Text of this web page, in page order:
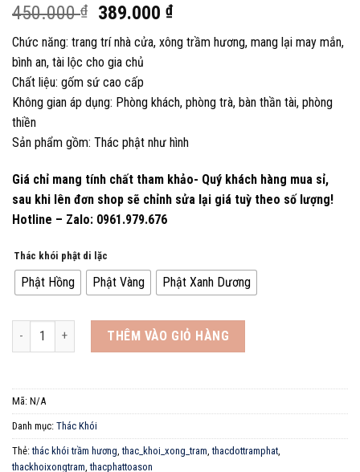
450.000₫
Giá
gốc
là:
450.000 ₫.
389.000₫Giá
hiện
tại
Chức năng: trang trí nhà cửa, xông trầm hương, mang lại may mắn,
bình an, tài lộc cho gia chủ
Chất liệu: gốm sứ cao cấp
Không gian áp dụng: Phòng khách, phòng trà, bàn thần tài, phòng
thiền
Sản phẩm gồm: Thác phật như hình
Giá chỉ mang tính chất tham khảo- Quý khách hàng mua sỉ,
sau khi lên đơn shop sẽ chỉnh sửa lại giá tuỳ theo số lượng!
Hotline – Zalo: 0961.979.676
Thác khói phật di lặc
Phật Hồng Phật Vàng Phật Xanh Dương
Thác Khói PHẬT DI LẶC Xông Trầm Hương Phong Thủy May Mắn số
THÊM VÀO GIỎ HÀNG
Mã: N/A
Danh mục: Thác Khói
Thẻ:thác khói trầm hương ,thac_khoi_xong_tram ,thacdottramphat
thackhoixongtram ,thacphattoason